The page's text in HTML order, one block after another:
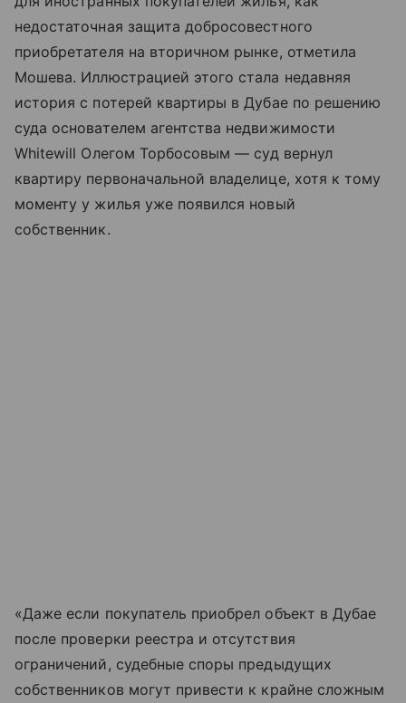
недостаточная защита добросовестного
приобретателя на вторичном рынке, отметила
Мошева. Иллюстрацией этого стала недавняя
история с потерей квартиры в Дубае по решению
суда основателем агентства недвижимости
Whitewill Олегом Торбосовым — суд вернул
квартиру первоначальной владелице, хотя к тому
моменту у жилья уже появился новый
собственник.
«Даже если покупатель приобрел объект в Дубае
после проверки реестра и отсутствия
ограничений, судебные споры предыдущих
собственников могут привести к крайне сложным